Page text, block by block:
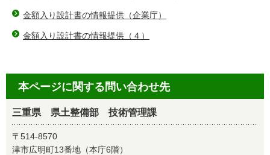
金額入り設計書の情報提供（企業庁）
金額入り設計書の情報提供（４）
本ページに関する問い合わせ先
三重県 県土整備部 技術管理課
〒514-8570
津市広明町13番地（本庁6階）